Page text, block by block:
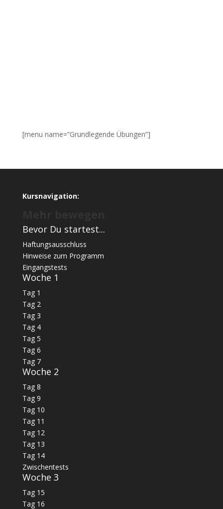
[menu name=”Grundlegende Übungen”]
Kursnavigation:
Bevor Du startest...
Haftungsausschluss
Hinweise zum Programm
Eingangstests
Woche 1
Tag 1
Tag 2
Tag 3
Tag 4
Tag 5
Tag 6
Tag 7
Woche 2
Tag 8
Tag 9
Tag 10
Tag 11
Tag 12
Tag 13
Tag 14
Zwischentests
Woche 3
Tag 15
Tag 16